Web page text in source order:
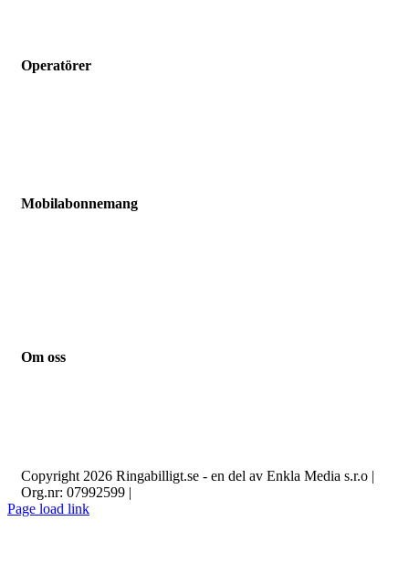
Operatörer
Mobilabonnemang
Om oss
Copyright 2026 Ringabilligt.se - en del av Enkla Media s.r.o |
Org.nr: 07992599 |
Page load link